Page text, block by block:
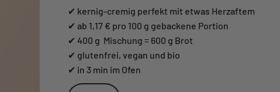
✔ kernig-cremig perfekt mit etwas Herzaftem
✔ ab 1,17 € pro 100 g gebackene Portion
✔ 400 g Mischung = 600 g Brot
✔ glutenfrei, vegan und bio
✔ in 3 min im Ofen